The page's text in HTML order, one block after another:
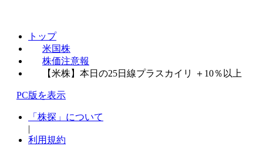
トップ
米国株
株価注意報
【米株】本日の25日線プラスカイリ ＋10％以上
PC版を表示
「株探」について
|
利用規約